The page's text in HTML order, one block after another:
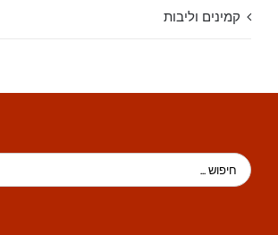
קמינים וליבות